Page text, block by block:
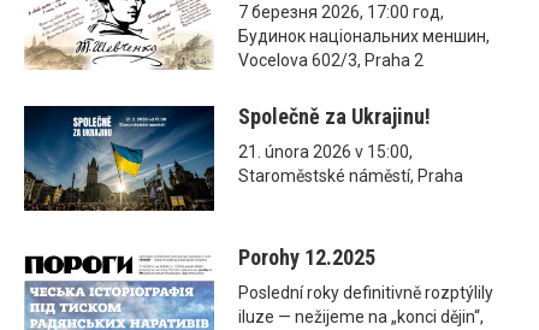
7 березня 2026, 17:00 год,
Будинок національних меншин,
Vocelova 602/3, Praha 2
Společně za Ukrajinu!
21. února 2026 v 15:00,
Staroměstské náměstí, Praha
Porohy 12.2025
Poslední roky definitivně rozptýlily
iluze — nežijeme na „konci dějin“,